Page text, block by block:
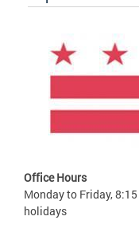
Office Hours
Monday to Friday,
holidays